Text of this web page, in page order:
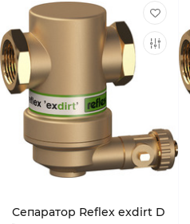
Сепаратор Reflex exdirt D